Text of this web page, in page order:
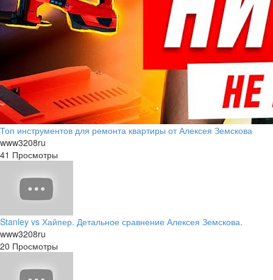
Топ инструментов для ремонта квартиры от Алексея Земскова
www3208ru
41 Просмотры
Stanley vs Хайпер. Детальное сравнение Алексея Земскова.
www3208ru
20 Просмотры